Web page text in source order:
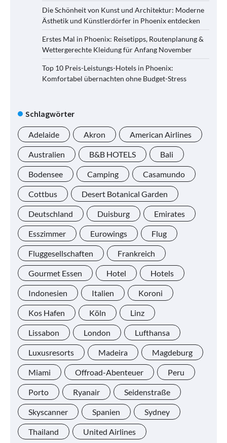
Die Schönheit von Kunst und Architektur: Moderne
Ästhetik und Künstlerdörfer in Phoenix entdecken
Erstes Mal in Phoenix: Reisetipps, Routenplanung &
Wettergerechte Kleidung für Anfang November
Top 10 Preis-Leistungs-Hotels in Phoenix:
Komfortabel übernachten ohne Budget-Stress
Schlagwörter
Adelaide Akron American Airlines
Australien B&B HOTELS Bali
Bodensee Camping Casamundo
Cottbus Desert Botanical Garden
Deutschland Duisburg Emirates
Esszimmer Eurowings Flug
Fluggesellschaften Frankreich
Gourmet Essen Hotel Hotels
Indonesien Italien Koroni
Kos Hafen Köln Linz
Lissabon London Lufthansa
Luxusresorts Madeira Magdeburg
Miami Offroad-Abenteuer Peru
Porto Ryanair Seidenstraße
Skyscanner Spanien Sydney
Thailand United Airlines